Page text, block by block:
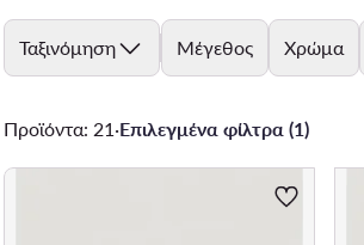
Ταξινόμηση Μέγεθος Χρώμα
Προϊόντα: 21 ·Επιλεγμένα φίλτρα (1)